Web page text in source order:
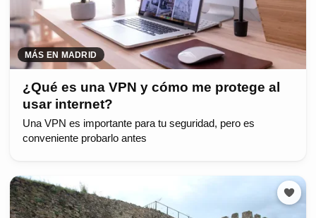
MÁS EN MADRID
¿Qué es una VPN y cómo me protege al
usar internet?
Una VPN es importante para tu seguridad, pero es
conveniente probarlo antes